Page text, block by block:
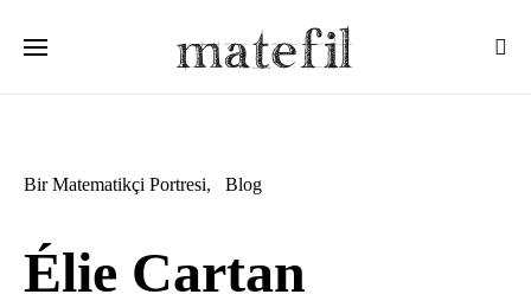
Bir Matematikçi Portresi Blog
Élie Cartan